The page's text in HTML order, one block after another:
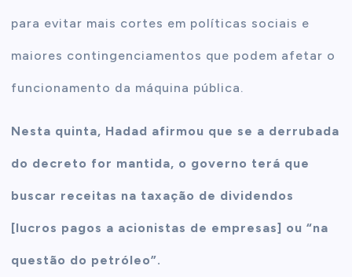
para evitar mais cortes em políticas sociais e
maiores contingenciamentos que podem afetar o
funcionamento da máquina pública.
Nesta quinta, Hadad afirmou que se a derrubada
do decreto for mantida, o governo terá que
buscar receitas na taxação de dividendos
[lucros pagos a acionistas de empresas] ou “na
questão do petróleo”.